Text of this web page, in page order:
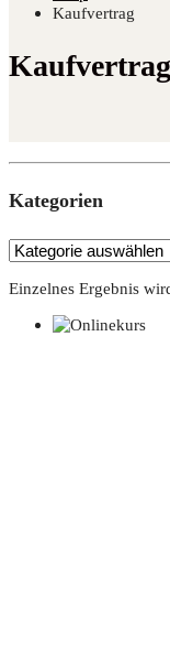
Kaufvertrag
Kaufvertrag
Kate­go­rien
Einzelnes Ergebnis